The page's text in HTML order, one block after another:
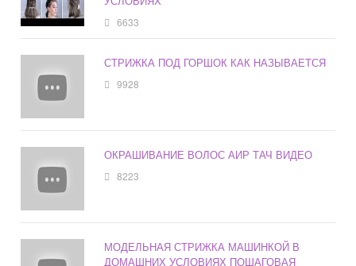
6633
СТРИЖКА ПОД ГОРШОК КАК НАЗЫВАЕТСЯ
9928
ОКРАШИВАНИЕ ВОЛОС АИР ТАЧ ВИДЕО
8223
МОДЕЛЬНАЯ СТРИЖКА МАШИНКОЙ В
ДОМАШНИХ УСЛОВИЯХ ПОШАГОВАЯ